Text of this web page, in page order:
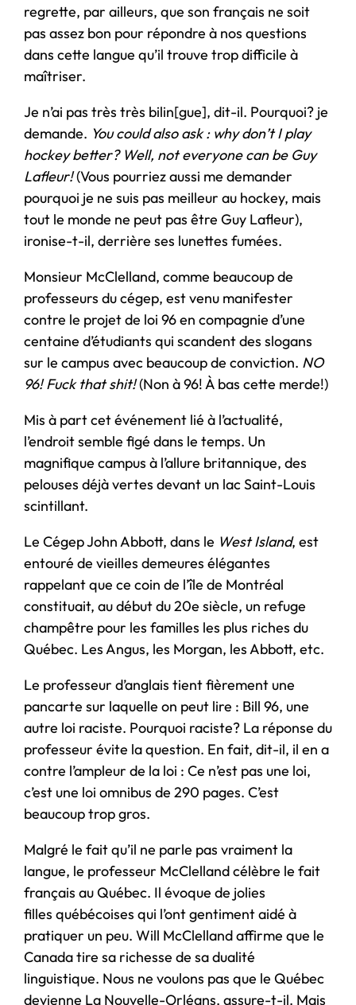
regrette, par ailleurs, que son français ne soit
pas assez bon pour répondre à nos questions
dans cette langue qu’il trouve trop difficile à
maîtriser.
Je n’ai pas très très bilin[gue], dit-il. Pourquoi? je
demande. You could also ask : why don’t I play
hockey better? Well, not everyone can be Guy
Lafleur!(Vous pourriez aussi me demander
pourquoi je ne suis pas meilleur au hockey, mais
tout le monde ne peut pas être Guy Lafleur),
ironise-t-il, derrière ses lunettes fumées.
Monsieur McClelland, comme beaucoup de
professeurs du cégep, est venu manifester
contre le projet de loi 96 en compagnie d’une
centaine d’étudiants qui scandent des slogans
sur le campus avec beaucoup de conviction. NO
96! Fuck that shit!(Non à 96! À bas cette merde!)
Mis à part cet événement lié à l’actualité,
l’endroit semble figé dans le temps. Un
magnifique campus à l’allure britannique, des
pelouses déjà vertes devant un lac Saint-Louis
scintillant.
Le Cégep John Abbott, dans le West Island, est
entouré de vieilles demeures élégantes
rappelant que ce coin de l’île de Montréal
constituait, au début du 20e siècle, un refuge
champêtre pour les familles les plus riches du
Québec. Les Angus, les Morgan, les Abbott, etc.
Le professeur d’anglais tient fièrement une
pancarte sur laquelle on peut lire : Bill 96, une
autre loi raciste. Pourquoi raciste? La réponse du
professeur évite la question. En fait, dit-il, il en a
contre l’ampleur de la loi : Ce n’est pas une loi,
c’est une loi omnibus de 290 pages. C’est
beaucoup trop gros.
Malgré le fait qu’il ne parle pas vraiment la
langue, le professeur McClelland célèbre le fait
français au Québec. Il évoque de jolies
filles québécoises qui l’ont gentiment aidé à
pratiquer un peu. Will McClelland affirme que le
Canada tire sa richesse de sa dualité
linguistique. Nous ne voulons pas que le Québec
devienne La Nouvelle-Orléans, assure-t-il. Mais